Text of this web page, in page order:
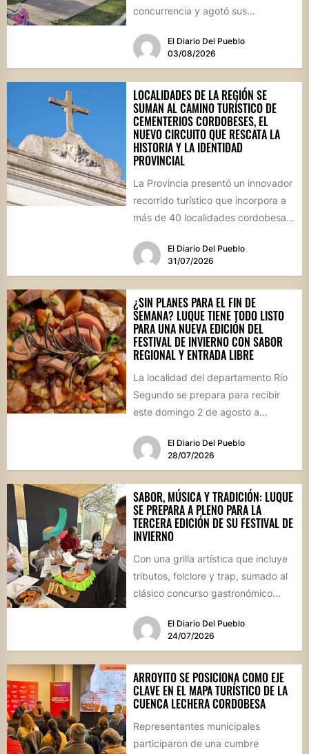
concurrencia y agotó sus
marco, el...El Diario Del Pueblo
03/08/2026
LOCALIDADES DE LA REGIÓN SE
SUMAN AL CAMINO TURÍSTICO DE
CEMENTERIOS CORDOBESES, EL
NUEVO CIRCUITO QUE RESCATA LA
HISTORIA Y LA IDENTIDAD
PROVINCIAL
La Provincia presentó un innovador
recorrido turístico que incorpora a
más de 40 localidades cordobesas
patrimonial....El Diario Del Pueblo
31/07/2026
¿SIN PLANES PARA EL FIN DE
SEMANA? LUQUE TIENE TODO LISTO
PARA UNA NUEVA EDICIÓN DEL
FESTIVAL DE INVIERNO CON SABOR
REGIONAL Y ENTRADA LIBRE
La localidad del departamento Río
Segundo se prepara para recibir
este domingo 2 de agosto a
El Diario Del Pueblo
28/07/2026
SABOR, MÚSICA Y TRADICIÓN: LUQUE
SE PREPARA A PLENO PARA LA
TERCERA EDICIÓN DE SU FESTIVAL DE
INVIERNO
Con una grilla artística que incluye
tributos, folclore y trap, sumado al
clásico concurso gastronómico
celebrará...El Diario Del Pueblo
24/07/2026
ARROYITO SE POSICIONA COMO EJE
CLAVE EN EL MAPA TURÍSTICO DE LA
CUENCA LECHERA CORDOBESA
Representantes municipales
participaron de una cumbre